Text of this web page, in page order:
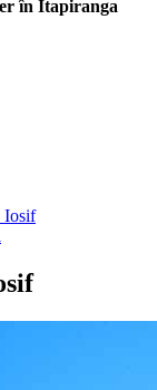
în Itapiranga
Iosif